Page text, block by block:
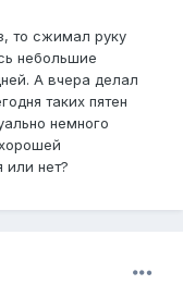
то сжимал руку
небольшие
А вчера делал
таких пятен
немного
или нет?